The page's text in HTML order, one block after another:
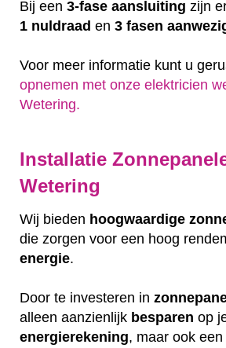
Bij een 3-fase aansluiting zijn
1 nuldraad en 3 fasen
Voor meer informatie kunt u
opnemen met onze elektricien
Wetering.
Installatie
Wetering
Wij bieden hoogwaardige
die zorgen voor een hoog
energie.
Door te investeren in
alleen aanzienlijk besparen op
energierekening, maar ook